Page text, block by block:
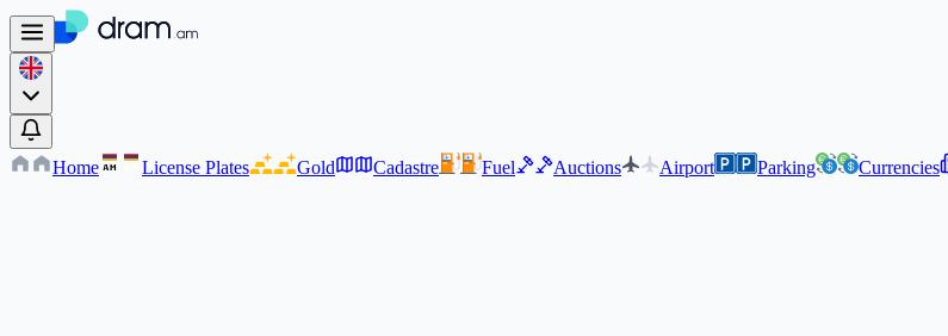
Home AM License Plates Gold Cadastre Fuel Auctions Airport Parking Currencies